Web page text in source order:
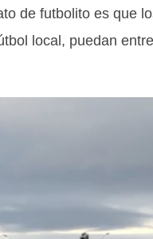
de futbolito es que
local, puedan